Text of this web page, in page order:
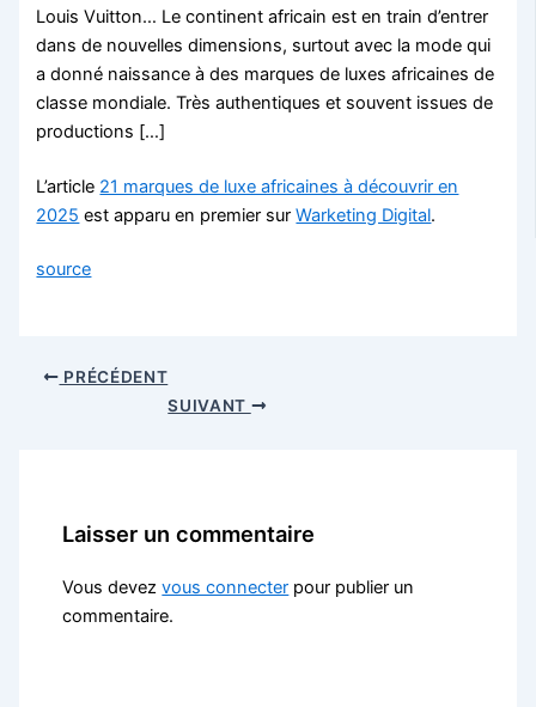
Louis Vuitton… Le continent africain est en train d’entrer
dans de nouvelles dimensions, surtout avec la mode qui
a donné naissance à des marques de luxes africaines de
classe mondiale. Très authentiques et souvent issues de
productions […]
L’article 21 marques de luxe africaines à découvrir en
2025 est apparu en premier surWarketing Digital.
source
PRÉCÉDENT
SUIVANT
Laisser un commentaire
Vous devezvous connecter pour publier un
commentaire.